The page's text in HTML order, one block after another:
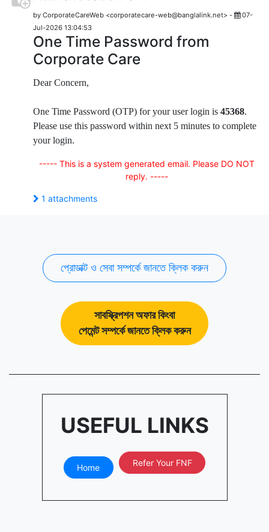
by CorporateCareWeb <corporatecare-web@banglalink.net> -
07-
Jul-2026 13:04:53
One Time Password from
Corporate Care
Dear Concern,
One Time Password (OTP) for your user login is 45368.
Please use this password within next 5 minutes to complete
your login.
----- This is a system generated email. Please DO NOT
reply. -----
1 attachments
প্রোডাক্ট ও সেবা সম্পর্কে জানতে ক্লিক করুন
সাবস্ক্রিপশন অফার কিংবা
পেমেন্ট সম্পর্কে জানতে ক্লিক করুন
USEFUL LINKS
Home Refer Your FNF